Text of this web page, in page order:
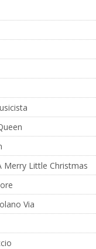
Merry Little Christmas
Via